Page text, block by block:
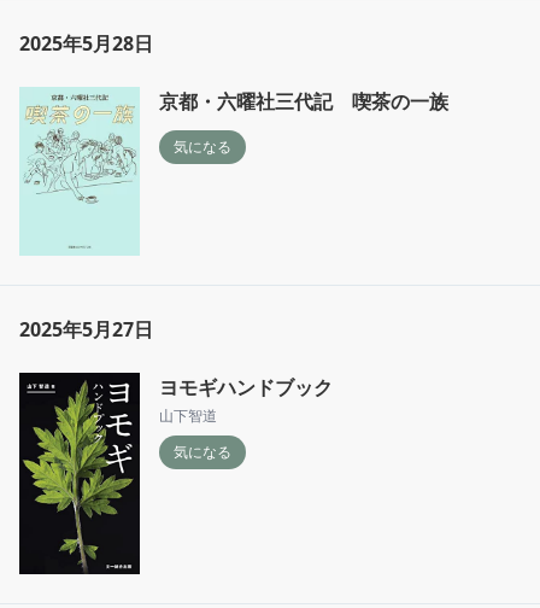
2025年5月28日
京都・六曜社三代記 喫茶の一族
気になる
2025年5月27日
ヨモギハンドブック
山下智道
気になる